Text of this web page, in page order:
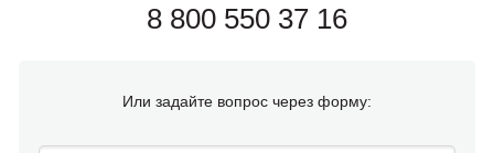
8 800 550 37 16
Или задайте вопрос через форму: